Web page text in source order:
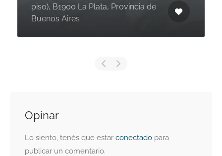
piso), B1900 La Plata, Provincia de
Buenos Aires
Opinar
Lo siento, tenés que estar conectado para
publicar un comentario.